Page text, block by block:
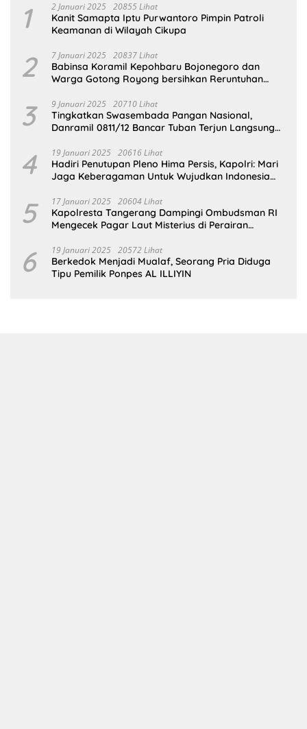
1 2 Januari 2025 20855 Lihat
Kanit Samapta Iptu Purwantoro Pimpin Patroli
Keamanan di Wilayah Cikupa
2 7 Januari 2025 20837 Lihat
Babinsa Koramil Kepohbaru Bojonegoro dan
Warga Gotong Royong bersihkan Reruntuhan
3 9 Januari 2025 20710 Lihat
Tingkatkan Swasembada Pangan Nasional,
Danramil 0811/12 Bancar Tuban Terjun Langsung
4 19 Januari 2025 20616 Lihat
Hadiri Penutupan Pleno Hima Persis, Kapolri: Mari
Jaga Keberagaman Untuk Wujudkan Indonesia
5 17 Januari 2025 20604 Lihat
Kapolresta Tangerang Dampingi Ombudsman RI
Mengecek Pagar Laut Misterius di Perairan
6 19 Januari 2025 20572 Lihat
Berkedok Menjadi Mualaf, Seorang Pria Diduga
Tipu Pemilik Ponpes AL ILLIYIN